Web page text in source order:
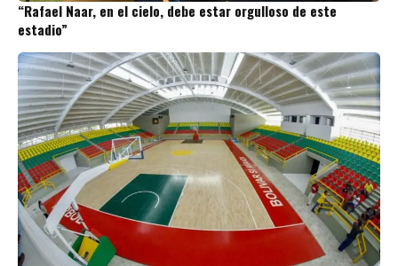
“Rafael Naar, en el cielo, debe estar orgulloso de este
estadio”